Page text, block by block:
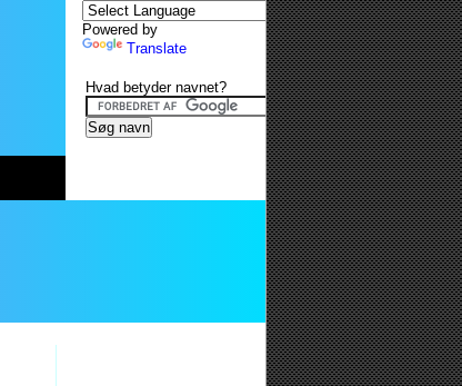
Powered by
Translate
Hvad betyder navnet?